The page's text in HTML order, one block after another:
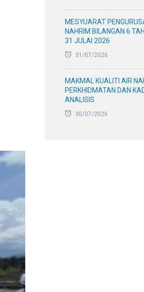
MESYUARAT
NAHRIM BILANGAN 6
31 JULAI 2026
31/07/2026
MAKMAL KUALITI AIR
PERKHIDMATAN DAN
ANALISIS
30/07/2026